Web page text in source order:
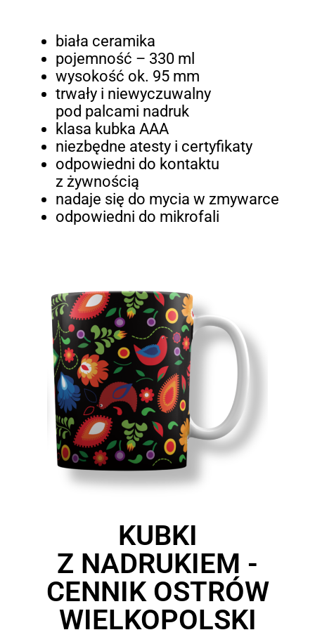
biała ceramika
pojemność – 330 ml
wysokość ok. 95 mm
trwały i niewyczuwalny
pod palcami nadruk
klasa kubka AAA
niezbędne atesty i certyfikaty
odpowiedni do kontaktu
z żywnością
nadaje się do mycia w zmywarce
odpowiedni do mikrofali
KUBKI
Z NADRUKIEM -
CENNIK OSTRÓW
WIELKOPOLSKI